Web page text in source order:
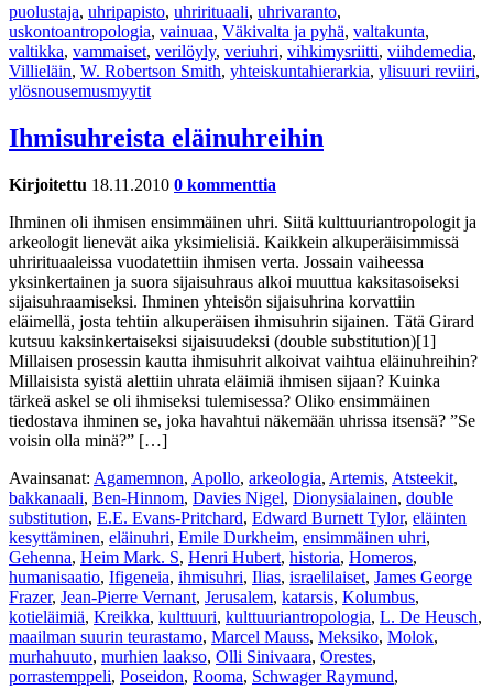
puolustaja, uhripapisto, uhrirituaali, uhrivaranto,
uskontoantropologia, vainuaa, Väkivalta ja pyhä, valtakunta,
valtikka, vammaiset, verilöyly, veriuhri, vihkimysriitti, viihdemedia,
Villieläin, W. Robertson Smith, yhteiskuntahierarkia, ylisuuri reviiri,
ylösnousemusmyytit
Ihmisuhreista eläinuhreihin
Kirjoitettu 18.11.2010 0 kommenttia
Ihminen oli ihmisen ensimmäinen uhri. Siitä kulttuuriantropologit ja
arkeologit lienevät aika yksimielisiä. Kaikkein alkuperäisimmissä
uhrirituaaleissa vuodatettiin ihmisen verta. Jossain vaiheessa
yksinkertainen ja suora sijaisuhraus alkoi muuttua kaksitasoiseksi
sijaisuhraamiseksi. Ihminen yhteisön sijaisuhrina korvattiin
eläimellä, josta tehtiin alkuperäisen ihmisuhrin sijainen. Tätä Girard
kutsuu kaksinkertaiseksi sijaisuudeksi (double substitution)[1]
Millaisen prosessin kautta ihmisuhrit alkoivat vaihtua eläinuhreihin?
Millaisista syistä alettiin uhrata eläimiä ihmisen sijaan? Kuinka
tärkeä askel se oli ihmiseksi tulemisessa? Oliko ensimmäinen
tiedostava ihminen se, joka havahtui näkemään uhrissa itsensä? ”Se
voisin olla minä?” […]
Avainsanat: Agamemnon, Apollo, arkeologia, Artemis, Atsteekit,
bakkanaali, Ben-Hinnom, Davies Nigel, Dionysialainen, double
substitution, E.E. Evans-Pritchard, Edward Burnett Tylor, eläinten
kesyttäminen, eläinuhri, Emile Durkheim, ensimmäinen uhri,
Gehenna, Heim Mark. S, Henri Hubert, historia, Homeros,
humanisaatio, Ifigeneia, ihmisuhri, Ilias, israelilaiset, James George
Frazer, Jean-Pierre Vernant, Jerusalem, katarsis, Kolumbus,
kotieläimiä, Kreikka, kulttuuri, kulttuuriantropologia, L. De Heusch,
maailman suurin teurastamo, Marcel Mauss, Meksiko, Molok,
murhahuuto, murhien laakso, Olli Sinivaara, Orestes,
porrastemppeli, Poseidon, Rooma, Schwager Raymund,